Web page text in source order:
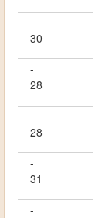
-
30
-
28
-
28
-
31
-